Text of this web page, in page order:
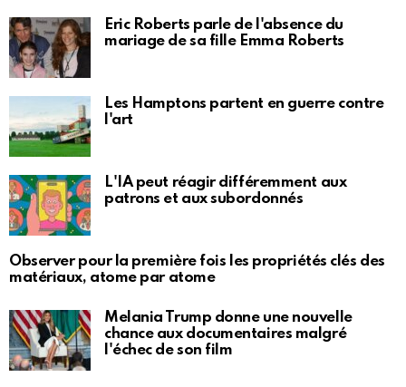
Eric Roberts parle de l'absence du
mariage de sa fille Emma Roberts
Les Hamptons partent en guerre contre
l'art
L'IA peut réagir différemment aux
patrons et aux subordonnés
Observer pour la première fois les propriétés clés des
matériaux, atome par atome
Melania Trump donne une nouvelle
chance aux documentaires malgré
l'échec de son film